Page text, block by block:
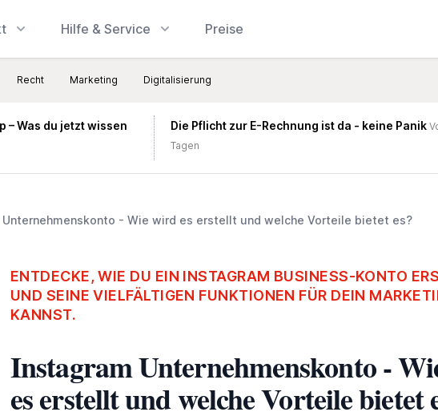
Hilfe & Service Preise
Recht Marketing Digitalisierung
– Was du jetzt wissen
Die Pflicht zur E-Rechnung ist da - keine Panik
Tagen
Unternehmenskonto - Wie wird es erstellt und welche Vorteile bietet es?
ENTDECKE, WIE DU EIN INSTAGRAM BUSINESS-KONTO
UND SEINE VIELFÄLTIGEN FUNKTIONEN FÜR DEIN
KANNST.
Instagram Unternehmenskonto -
es erstellt und welche Vorteile bietet